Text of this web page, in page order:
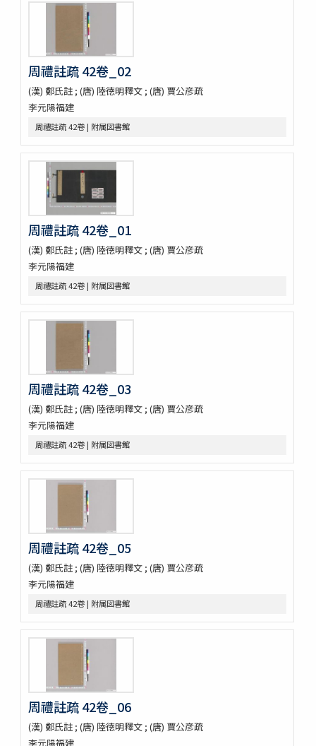
水滸伝全本三十巻
水滸傳全本 三十巻 [漢籍：D（貴重書）]
新刻全像水滸傳 二十五巻一百十五回
忠義水滸全書 一百二十回首一巻図一巻坿宣和遺事一巻
忠義水滸全書 一百二十回存四回
忠義水滸全伝 百二十回
忠義水滸全伝 120回図1卷,宣和遺事 1卷
李卓吾先生批点忠義水滸伝
評論出像水滸伝 [E4651]
評論出像水滸伝 [E46_63]
水滸傳語譯 [E4692]
U-PARLセレクション
古今歴代十八史略二巻首一巻
元氏長慶集残五巻
宋版大蔵経零本五巻
論語集解残四巻
纂図附音増広古注千字文三巻
医方大成論一巻
Pagoda de Dakao
Vedische und Sanskrit-Syntax
争春園全伝（アジア）
争春園全伝（総合図書館）
韻府羣玉
One hundred quatrains from the Rubáiyát of Omar
Khayyam
Bản chỉ cách đọc và ý nghīa Annam các chữ nho trong
佛印産薬用植物（下巻）
佛印の政治經濟状況と印度支那人の希望事項
泰・佛印における宣傳戰
佛印文化情報 第五号
A NATURALIST IN WESTERN CHINA
印度哲學小史
曇氏暦稿
宿曜經算曜直章第七・瞿曇氏暦草稿・古今交食考・立世阿毘曇暦
法推歩
宿曜経鈔
梵暦議考巻一・梵暦法數原
五事毘婆沙論口義
阿毘達磨倶舎論略釋私記
阿毘達磨倶舎論 [L_161762]
エジプト学研究のためのデジタル資源／Digital Resources for
Egyptian Studies
Denkmaeler aus Aegypten und Aethiopien
周禮註疏 42卷_02
(漢) 鄭氏註 ; (唐) 陸徳明釋文 ; (唐) 賈公彦疏
李元陽福建
周禮註疏 42卷 | 附属図書館
周禮註疏 42卷_01
(漢) 鄭氏註 ; (唐) 陸徳明釋文 ; (唐) 賈公彦疏
李元陽福建
周禮註疏 42卷 | 附属図書館
周禮註疏 42卷_03
(漢) 鄭氏註 ; (唐) 陸徳明釋文 ; (唐) 賈公彦疏
李元陽福建
周禮註疏 42卷 | 附属図書館
周禮註疏 42卷_05
(漢) 鄭氏註 ; (唐) 陸徳明釋文 ; (唐) 賈公彦疏
李元陽福建
周禮註疏 42卷 | 附属図書館
周禮註疏 42卷_06
(漢) 鄭氏註 ; (唐) 陸徳明釋文 ; (唐) 賈公彦疏
李元陽福建